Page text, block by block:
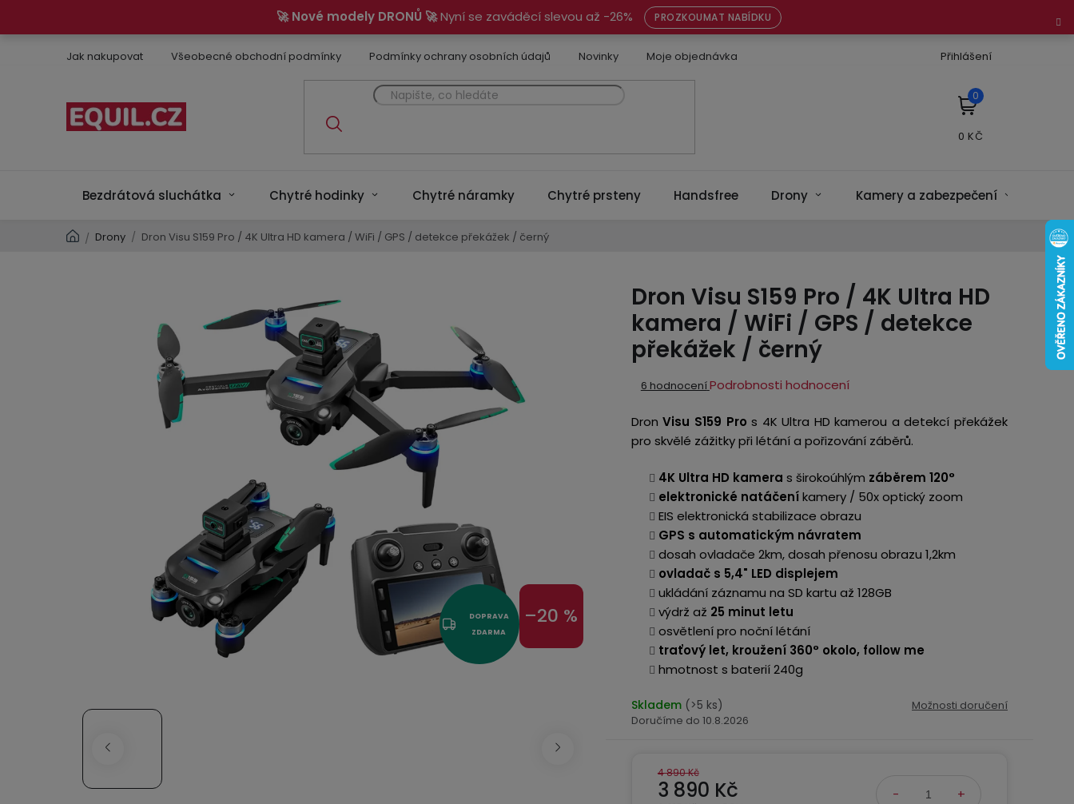
🚀 Nové modely DRONŮ 🚀Nyní se zaváděcí slevou až -26% PROZKOUMAT NABÍDKU
Jak nakupovat Všeobecné obchodní podmínky Podmínky ochrany osobních údajů Novinky Moje objednávka Přihlášení
NÁKUPNÍ
KOŠÍK
Bezdrátová sluchátka Chytré hodinky Chytré náramky Chytré prsteny Handsfree Drony Kamery a zabezpečení
Domů
/ Drony / Dron Visu S159 Pro / 4K Ultra HD kamera / WiFi / GPS / detekce překážek / černý
Dron Visu S159 Pro / 4K Ultra HD
kamera / WiFi / GPS / detekce
překážek / černý
Průměrné
produktu
je
hvězdiček.
6 hodnoceníPodrobnosti hodnocení
DronVisu S159 Pro s 4K Ultra HD kamerou a detekcí překážek
pro skvělé zážitky při létání a pořizování záběrů.
4K Ultra HD kamera s širokoúhlým záběrem 120°
elektronické natáčeníkamery / 50x optický zoom
EIS elektronická stabilizace obrazu
GPS s automatickým návratem
dosah ovladače 2km, dosah přenosu obrazu 1,2km
ovladač s 5,4" LED displejem
ukládání záznamu na SD kartu až 128GB
výdrž až 25 minut letu
osvětlení pro noční létání
traťový let, kroužení 360° okolo, follow me
hmotnost s baterií 240g
Skladem (>5 ks)
10.8.2026
Možnosti doručení
4 890 Kč
3 890 Kč
DOPRAVA
ZDARMA
–20 %